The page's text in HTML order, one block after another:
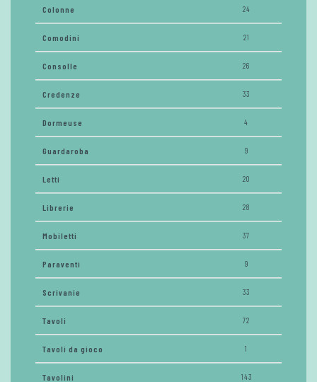
Colonne 24
Comodini 21
Consolle 26
Credenze 33
Dormeuse 4
Guardaroba 9
Letti 20
Librerie 28
Mobiletti 37
Paraventi 9
Scrivanie 33
Tavoli 72
Tavoli da gioco 1
Tavolini 143